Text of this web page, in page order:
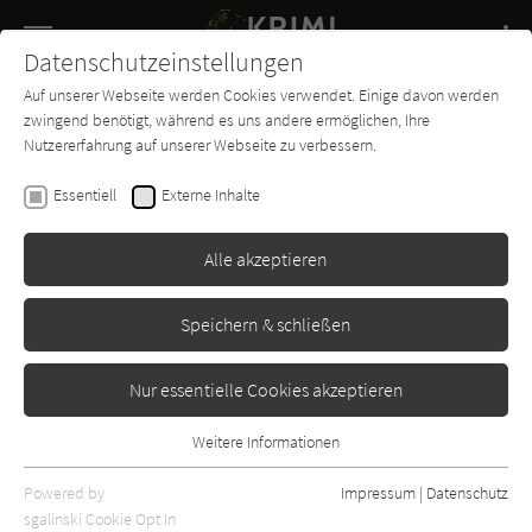
SUCHE
Buch-
Entdecker
Forum Charts
Felix Thijssen
Finstere Wasser
Erschienen: Januar 2007 Bibliogr. Angaben
Datenschutzeinstellungen
Auf unserer Webseite werden Cookies verwendet. Einige davon werden
zwingend benötigt, während es uns andere ermöglichen, Ihre
Nutzererfahrung auf unserer Webseite zu verbessern.
Essentiell Externe Inhalte
Alle akzeptieren
Speichern & schließen
Nur essentielle Cookies akzeptieren
Essentielle Cookies werden für grundlegende Funktionen der
Webseite benötigt. Dadurch ist gewährleistet, dass die Webseite
Weitere Informationen
Powered by
sgalinski Cookie Opt In
Impressum | Datenschutz